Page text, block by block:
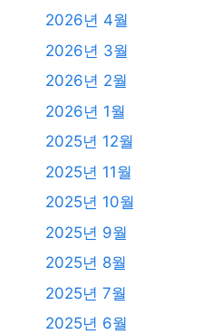
2026년 4월
2026년 3월
2026년 2월
2026년 1월
2025년 12월
2025년 11월
2025년 10월
2025년 9월
2025년 8월
2025년 7월
2025년 6월